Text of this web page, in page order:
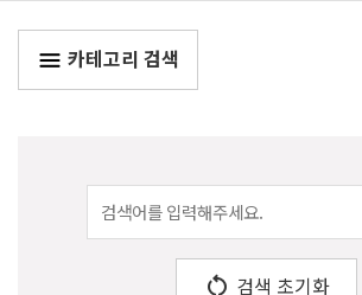
카테고리 검색
restart_alt 검색 초기화